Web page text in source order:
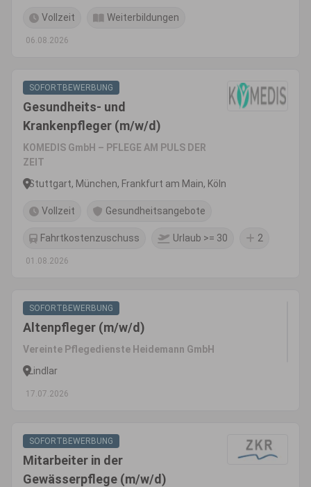
Vollzeit Weiterbildungen
06.08.2026
SOFORTBEWERBUNG
Gesundheits- und
Krankenpfleger (m/w/d)
KOMEDIS GmbH – PFLEGE AM PULS DER
ZEIT
Stuttgart, München, Frankfurt am Main, Köln
Vollzeit Gesundheitsangebote
Fahrtkostenzuschuss Urlaub >= 30 2
01.08.2026
SOFORTBEWERBUNG
Altenpfleger (m/w/d)
Vereinte Pflegedienste Heidemann GmbH
Lindlar
17.07.2026
SOFORTBEWERBUNG
Mitarbeiter in der
Gewässerpflege (m/w/d)